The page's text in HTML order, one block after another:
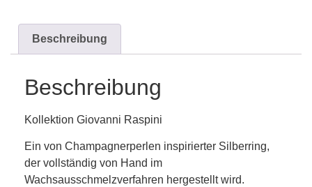
Beschreibung
Beschreibung
Kollektion Giovanni Raspini
Ein von Champagnerperlen inspirierter Silberring,
der vollständig von Hand im
Wachsausschmelzverfahren hergestellt wird.